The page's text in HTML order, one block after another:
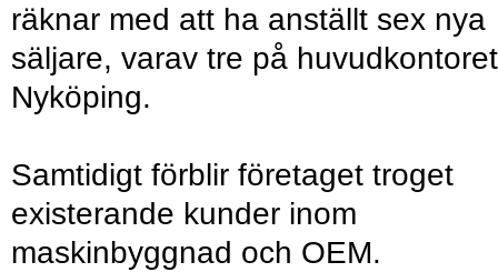
räknar med att ha anställt sex nya
säljare, varav tre på
Nyköping.
Samtidigt förblir företaget troget
existerande kunder inom
maskinbyggnad och OEM.